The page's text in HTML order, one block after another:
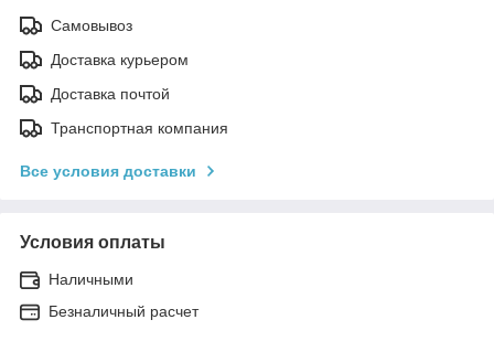
Самовывоз
Доставка курьером
Доставка почтой
Транспортная компания
Все условия доставки
Условия оплаты
Наличными
Безналичный расчет